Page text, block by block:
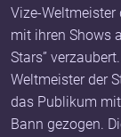
Vize-
mit ihren Shows
Stars”
Weltmeister der
das Publikum
Bann gezogen.